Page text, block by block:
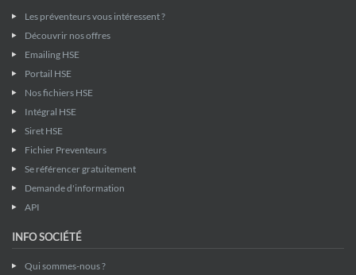
Les préventeurs vous intéressent ?
Découvrir nos offres
Emailing HSE
Portail HSE
Nos fichiers HSE
Intégral HSE
Siret HSE
Fichier Preventeurs
Se référencer gratuitement
Demande d'information
API
INFO SOCIÉTÉ
Qui sommes-nous ?